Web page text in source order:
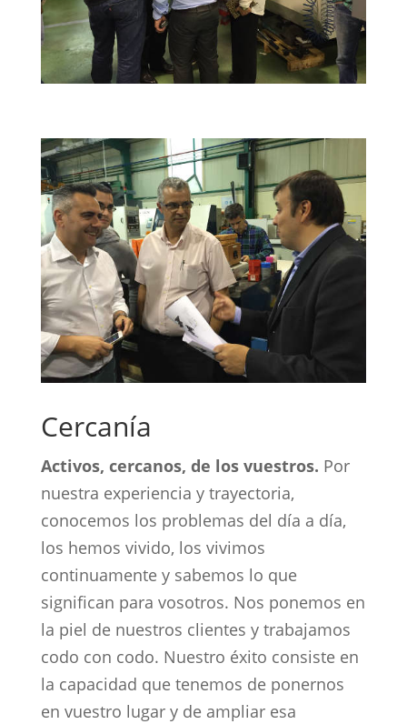
Cercanía
Activos, cercanos, de los vuestros. Por
nuestra experiencia y trayectoria,
conocemos los problemas del día a día,
los hemos vivido, los vivimos
continuamente y sabemos lo que
significan para vosotros. Nos ponemos en
la piel de nuestros clientes y trabajamos
codo con codo. Nuestro éxito consiste en
la capacidad que tenemos de ponernos
en vuestro lugar y de ampliar esa